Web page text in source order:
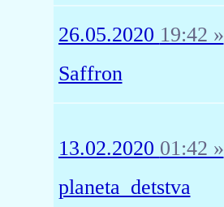
26.05.2020 19:42 »
Saffron
13.02.2020 01:42 »
planeta_detstva